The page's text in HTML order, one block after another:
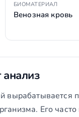
БИОМАТЕРИАЛ
Венозная кровь
анализ
вырабатывается
Его